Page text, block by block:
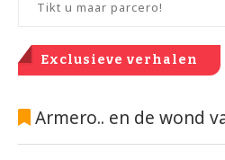
Exclusieve verhalen
Armero.. en de wond